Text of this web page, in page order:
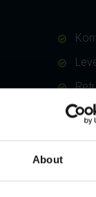
About